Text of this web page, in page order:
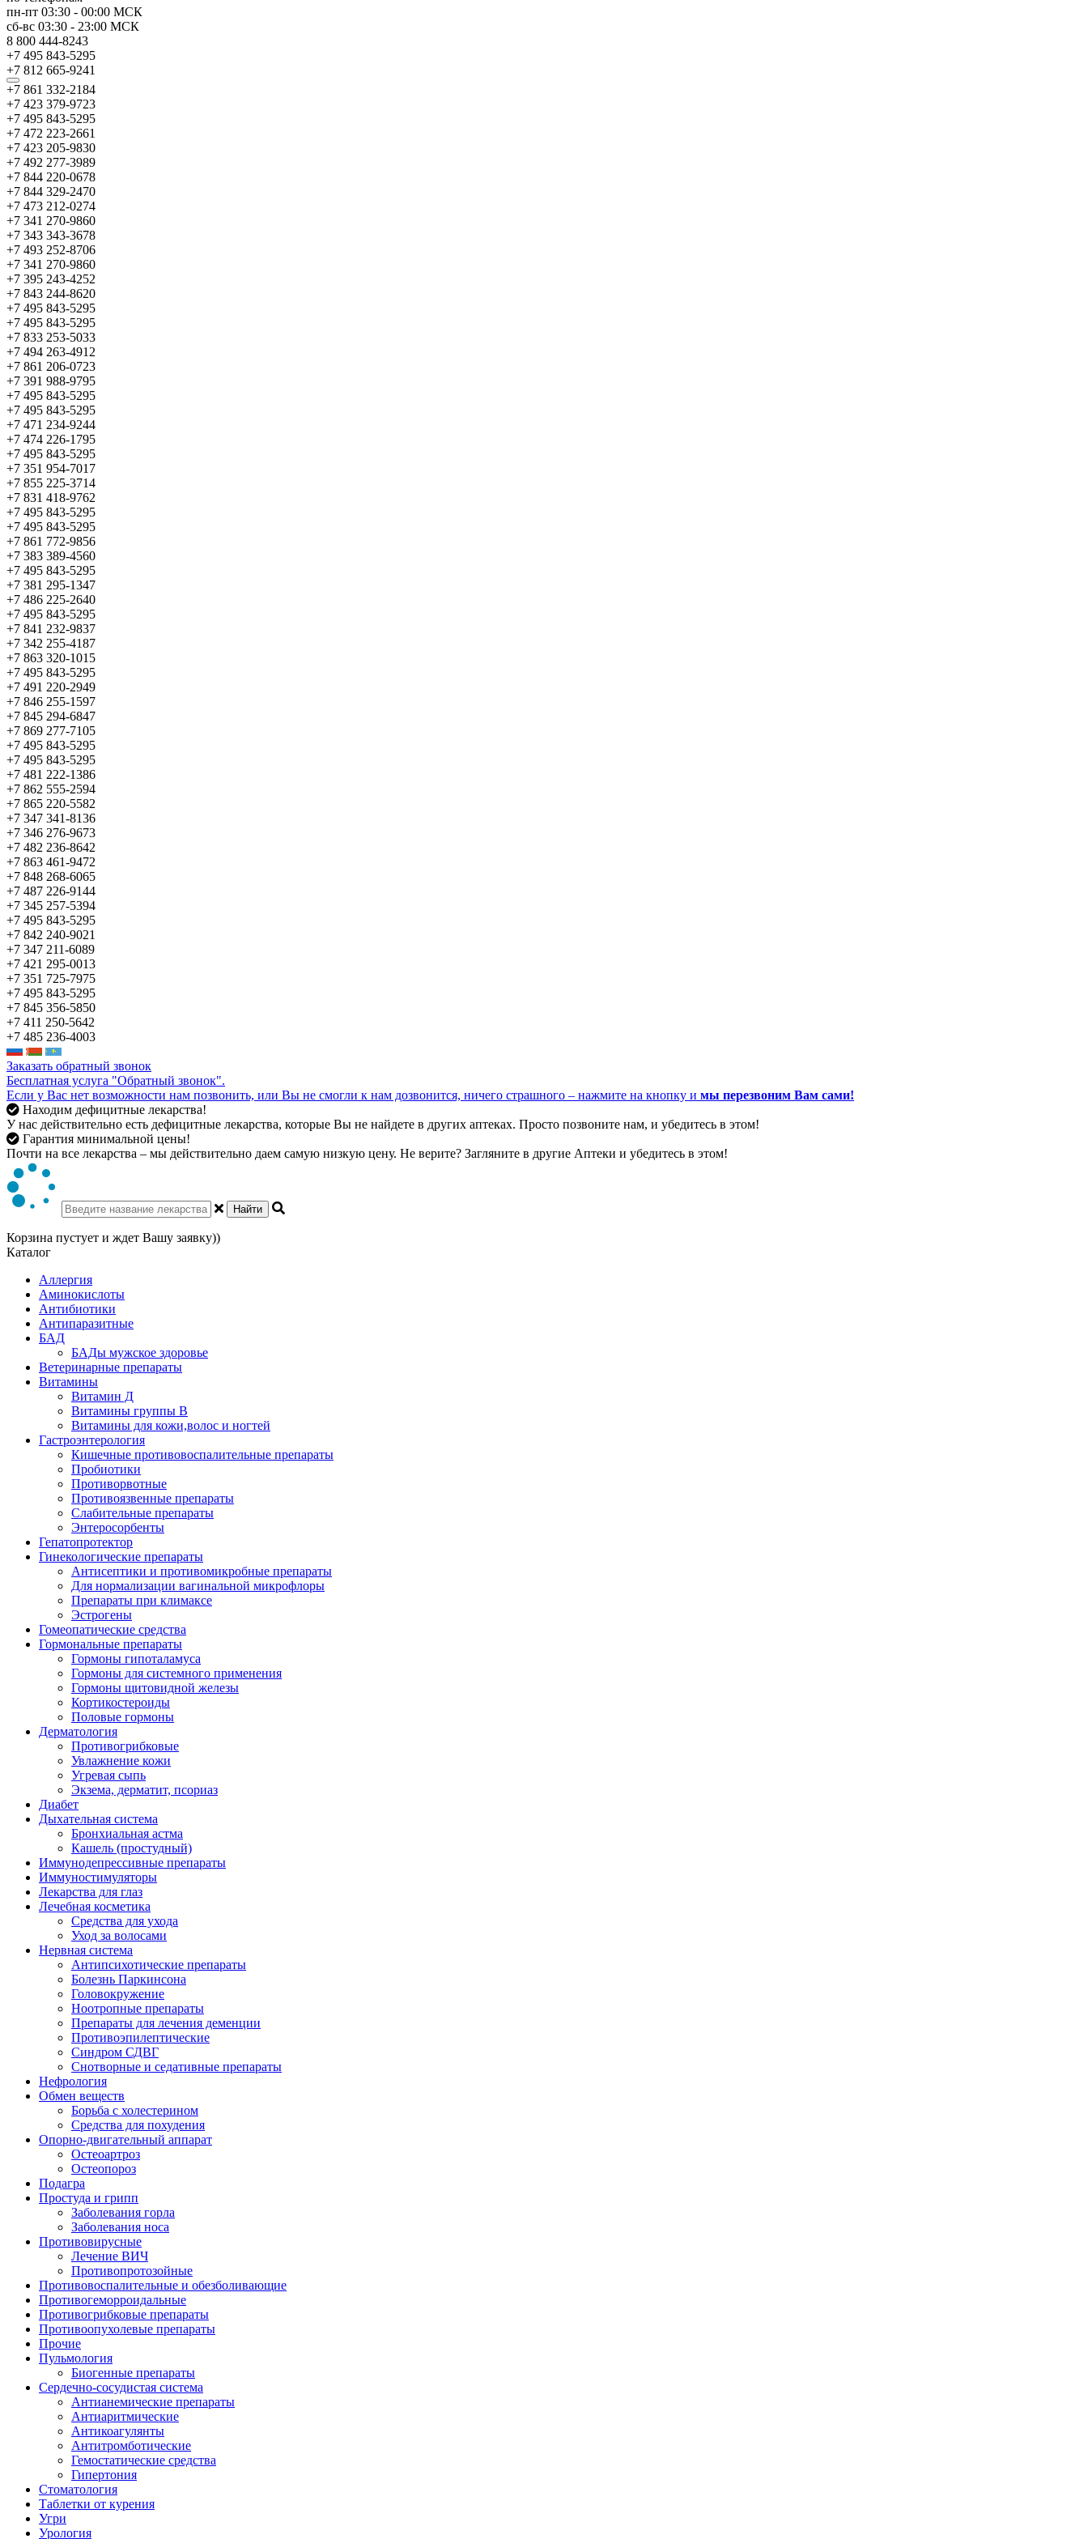
пн-пт 03:30 - 00:00 МСК
сб-вс 03:30 - 23:00 МСК
8 800 444-8243
+7 495 843-5295
+7 812 665-9241
+7 861 332-2184
+7 423 379-9723
+7 495 843-5295
+7 472 223-2661
+7 423 205-9830
+7 492 277-3989
+7 844 220-0678
+7 844 329-2470
+7 473 212-0274
+7 341 270-9860
+7 343 343-3678
+7 493 252-8706
+7 341 270-9860
+7 395 243-4252
+7 843 244-8620
+7 495 843-5295
+7 495 843-5295
+7 833 253-5033
+7 494 263-4912
+7 861 206-0723
+7 391 988-9795
+7 495 843-5295
+7 495 843-5295
+7 471 234-9244
+7 474 226-1795
+7 495 843-5295
+7 351 954-7017
+7 855 225-3714
+7 831 418-9762
+7 495 843-5295
+7 495 843-5295
+7 861 772-9856
+7 383 389-4560
+7 495 843-5295
+7 381 295-1347
+7 486 225-2640
+7 495 843-5295
+7 841 232-9837
+7 342 255-4187
+7 863 320-1015
+7 495 843-5295
+7 491 220-2949
+7 846 255-1597
+7 845 294-6847
+7 869 277-7105
+7 495 843-5295
+7 495 843-5295
+7 481 222-1386
+7 862 555-2594
+7 865 220-5582
+7 347 341-8136
+7 346 276-9673
+7 482 236-8642
+7 863 461-9472
+7 848 268-6065
+7 487 226-9144
+7 345 257-5394
+7 495 843-5295
+7 842 240-9021
+7 347 211-6089
+7 421 295-0013
+7 351 725-7975
+7 495 843-5295
+7 845 356-5850
+7 411 250-5642
+7 485 236-4003
Заказать обратный звонок
Бесплатная услуга "Обратный звонок".
Если у Вас нет возможности нам позвонить, или Вы не смогли к нам дозвонится, ничего страшного – нажмите на кнопку и мы перезвоним Вам сами!
Находим дефицитные лекарства!
У нас действительно есть дефицитные лекарства, которые Вы не найдете в других аптеках. Просто позвоните нам, и убедитесь в этом!
Гарантия минимальной цены!
Почти на все лекарства – мы действительно даем самую низкую цену. Не верите? Загляните в другие Аптеки и убедитесь в этом!
Найти
Корзина пустует и ждет Вашу заявку))
Каталог
Аллергия
Аминокислоты
Антибиотики
Антипаразитные
БАД
БАДы мужское здоровье
Ветеринарные препараты
Витамины
Витамин Д
Витамины группы В
Витамины для кожи,волос и ногтей
Гастроэнтерология
Кишечные противовоспалительные препараты
Пробиотики
Противорвотные
Противоязвенные препараты
Слабительные препараты
Энтеросорбенты
Гепатопротектор
Гинекологические препараты
Антисептики и противомикробные препараты
Для нормализации вагинальной микрофлоры
Препараты при климаксе
Эстрогены
Гомеопатические средства
Гормональные препараты
Гормоны гипоталамуса
Гормоны для системного применения
Гормоны щитовидной железы
Кортикостероиды
Половые гормоны
Дерматология
Противогрибковые
Увлажнение кожи
Угревая сыпь
Экзема, дерматит, псориаз
Диабет
Дыхательная система
Бронхиальная астма
Кашель (простудный)
Иммунодепрессивные препараты
Иммуностимуляторы
Лекарства для глаз
Лечебная косметика
Средства для ухода
Уход за волосами
Нервная система
Антипсихотические препараты
Болезнь Паркинсона
Головокружение
Ноотропные препараты
Препараты для лечения деменции
Противоэпилептические
Синдром СДВГ
Снотворные и седативные препараты
Нефрология
Обмен веществ
Борьба с холестерином
Средства для похудения
Опорно-двигательный аппарат
Остеоартроз
Остеопороз
Подагра
Простуда и грипп
Заболевания горла
Заболевания носа
Противовирусные
Лечение ВИЧ
Противопротозойные
Противовоспалительные и обезболивающие
Противогеморроидальные
Противогрибковые препараты
Противоопухолевые препараты
Прочие
Пульмология
Биогенные препараты
Сердечно-сосудистая система
Антианемические препараты
Антиаритмические
Антикоагулянты
Антитромботические
Гемостатические средства
Гипертония
Стоматология
Таблетки от курения
Угри
Урология